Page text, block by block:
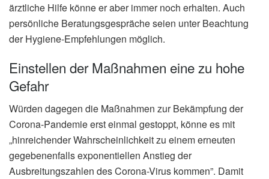
ärztliche Hilfe könne er aber immer noch erhalten. Auch
persönliche Beratungsgespräche seien unter Beachtung
der Hygiene-Empfehlungen möglich.
Einstellen der Maßnahmen eine zu hohe
Gefahr
Würden dagegen die Maßnahmen zur Bekämpfung der
Corona-Pandemie erst einmal gestoppt, könne es mit
„hinreichender Wahrscheinlichkeit zu einem erneuten
gegebenenfalls exponentiellen Anstieg der
Ausbreitungszahlen des Corona-Virus kommen”. Damit